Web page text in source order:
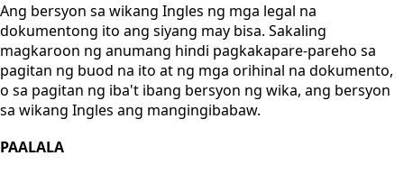
Ang bersyon sa wikang Ingles ng mga legal na
dokumentong ito ang siyang may bisa. Sakaling
magkaroon ng anumang hindi pagkakapare-pareho sa
pagitan ng buod na ito at ng mga orihinal na dokumento,
o sa pagitan ng iba't ibang bersyon ng wika, ang bersyon
sa wikang Ingles ang mangingibabaw.
PAALALA